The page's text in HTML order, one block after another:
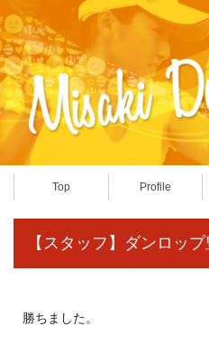
Top Profile
【スタッフ】ダンロッ
勝ちました。